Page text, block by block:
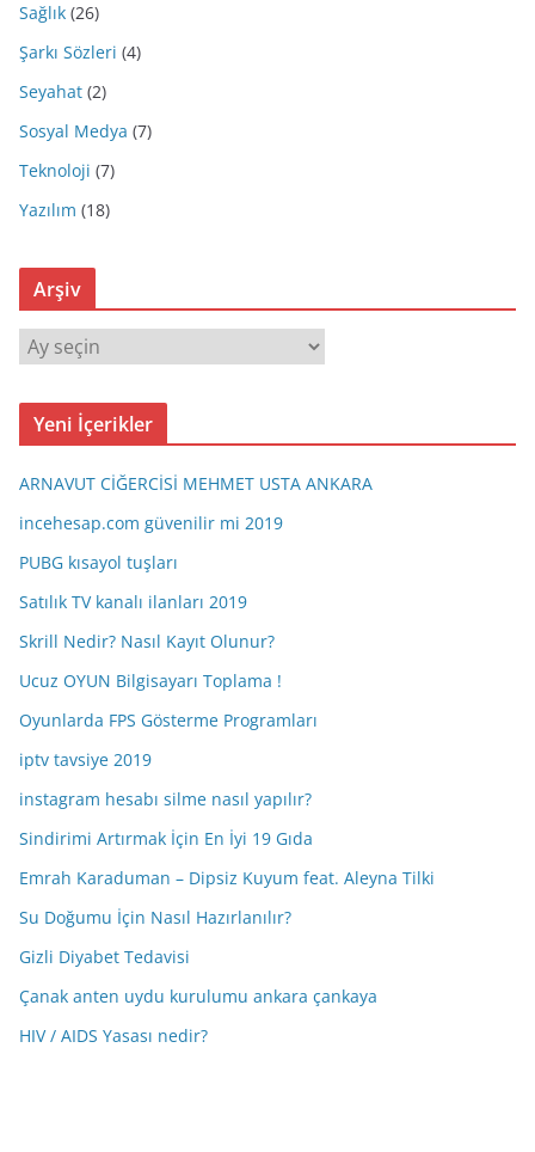
Sağlık (26)
Şarkı Sözleri (4)
Seyahat (2)
Sosyal Medya (7)
Teknoloji (7)
Yazılım (18)
Arşiv
r
ş
Yeni İçerikler
ARNAVUT CİĞERCİSİ MEHMET USTA ANKARA
incehesap.com güvenilir mi 2019
PUBG kısayol tuşları
Satılık TV kanalı ilanları 2019
Skrill Nedir? Nasıl Kayıt Olunur?
Ucuz OYUN Bilgisayarı Toplama !
Oyunlarda FPS Gösterme Programları
iptv tavsiye 2019
instagram hesabı silme nasıl yapılır?
Sindirimi Artırmak İçin En İyi 19 Gıda
Emrah Karaduman – Dipsiz Kuyum feat. Aleyna Tilki
Su Doğumu İçin Nasıl Hazırlanılır?
Gizli Diyabet Tedavisi
Çanak anten uydu kurulumu ankara çankaya
HIV / AIDS Yasası nedir?